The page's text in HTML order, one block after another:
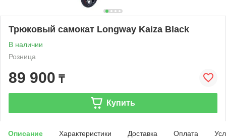
Трюковый самокат Longway Kaiza Black
В наличии
Розница
89 900 ₸
Купить
Описание Характеристики Доставка Оплата